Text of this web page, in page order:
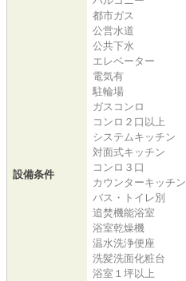
設備条件
都市ガス
公営水道
公共下水
エレベーター
電気有
駐輪場
ガスコンロ
コンロ２口以上
システムキッチン
対面式キッチン
コンロ３口
カウンターキッチン
バス・トイレ別
追焚機能浴室
浴室乾燥機
温水洗浄便座
洗髪洗面化粧台
浴室１坪以上